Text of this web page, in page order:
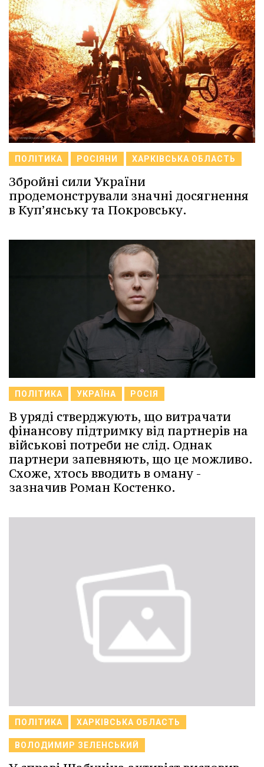
ПОЛІТИКА РОСІЯНИ ХАРКІВСЬКА ОБЛАСТЬ
Збройні сили України
продемонстрували значні досягнення
в Купʼянську та Покровську.
ПОЛІТИКА УКРАЇНА РОСІЯ
В уряді стверджують, що витрачати
фінансову підтримку від партнерів на
військові потреби не слід. Однак
партнери запевняють, що це можливо.
Схоже, хтось вводить в оману -
зазначив Роман Костенко.
ПОЛІТИКА ХАРКІВСЬКА ОБЛАСТЬ
ВОЛОДИМИР ЗЕЛЕНСЬКИЙ